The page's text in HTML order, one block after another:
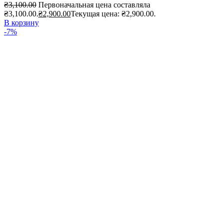
₴3,100.00 Первоначальная цена составляла
₴3,100.00.₴2,900.00Текущая цена: ₴2,900.00.
В корзину
-7%